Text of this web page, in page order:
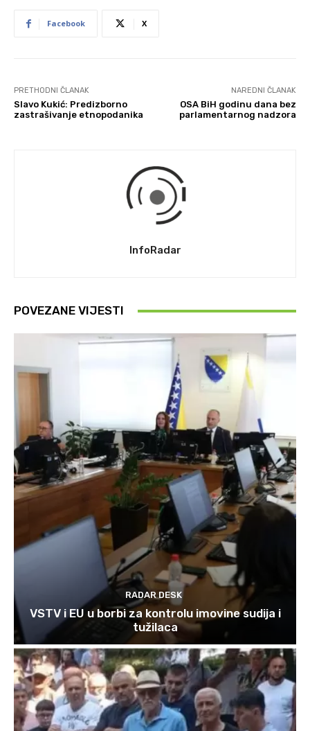
Facebook X
PRETHODNI ČLANAK
Slavo Kukić: Predizborno
zastrašivanje etnopodanika
NAREDNI ČLANAK
OSA BiH godinu dana bez
parlamentarnog nadzora
InfoRadar
POVEZANE VIJESTI
RADAR DESK
VSTV i EU u borbi za kontrolu imovine sudija i
tužilaca